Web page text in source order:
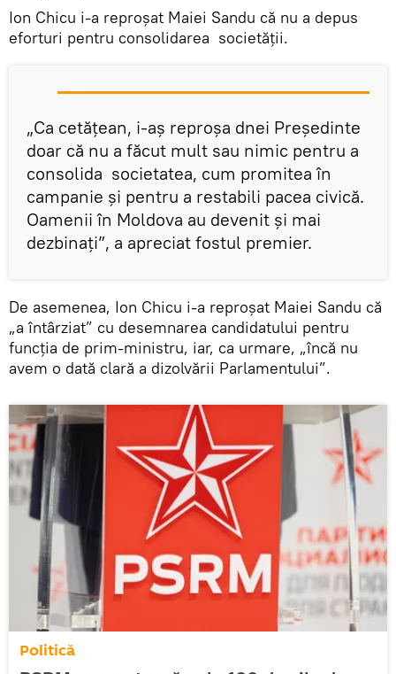
Ion Chicu i-a reproșat Maiei Sandu că nu a depus
eforturi pentru consolidarea societății.
„Ca cetățean, i-aș reproșa dnei Președinte
doar că nu a făcut mult sau nimic pentru a
consolida societatea, cum promitea în
campanie și pentru a restabili pacea civică.
Oamenii în Moldova au devenit și mai
dezbinați”, a apreciat fostul premier.
De asemenea, Ion Chicu i-a reproșat Maiei Sandu că
„a întârziat” cu desemnarea candidatului pentru
funcția de prim-ministru, iar, ca urmare, „încă nu
avem o dată clară a dizolvării Parlamentului”.
Politică